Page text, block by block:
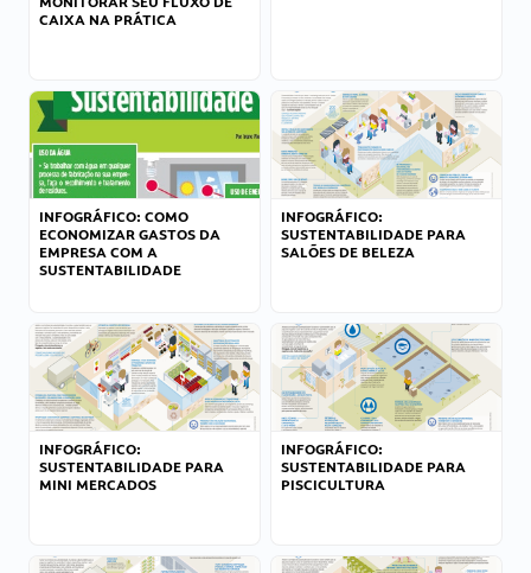
CAIXA NA PRÁTICA
INFOGRÁFICO: COMO
ECONOMIZAR GASTOS DA
EMPRESA COM A
SUSTENTABILIDADE
INFOGRÁFICO:
SUSTENTABILIDADE PARA
SALÕES DE BELEZA
INFOGRÁFICO:
SUSTENTABILIDADE PARA
MINI MERCADOS
INFOGRÁFICO:
SUSTENTABILIDADE PARA
PISCICULTURA